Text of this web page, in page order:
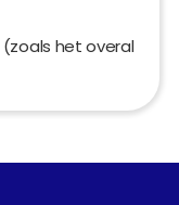
(zoals het overal